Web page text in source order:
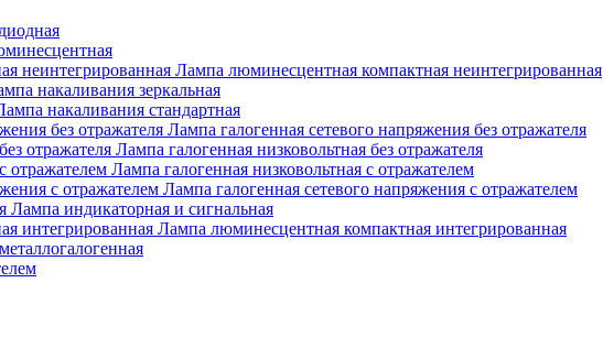
Лампа люминесцентная компактная неинтегрированная
накаливания зеркальная
накаливания стандартная
Лампа галогенная сетевого напряжения без отражателя
Лампа галогенная низковольтная без отражателя
Лампа галогенная низковольтная с отражателем
Лампа галогенная сетевого напряжения с отражателем
Лампа индикаторная и сигнальная
Лампа люминесцентная компактная интегрированная